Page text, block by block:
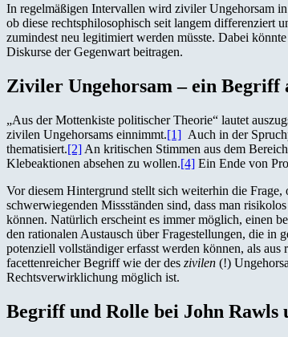
In regelmäßigen Intervallen wird ziviler Ungehorsam
ob diese rechtsphilosophisch seit langem differenziert
zumindest neu legitimiert werden müsste. Dabei
Diskurse der Gegenwart beitragen.
Ziviler Ungehorsam – ein Begriff
„Aus der Mottenkiste politischer Theorie“ lautet
zivilen Ungehorsams einnimmt.[1] Auch in der
thematisiert.[2] An kritischen Stimmen aus dem
Klebeaktionen absehen zu wollen.[4] Ein Ende von
Vor diesem Hintergrund stellt sich weiterhin die
schwerwiegenden Missständen sind, dass man
können. Natürlich erscheint es immer möglich, einen
den rationalen Austausch über Fragestellungen, die in
potenziell vollständiger erfasst werden können, als
facettenreicher Begriff wie der des zivilen (!)
Rechtsverwirklichung möglich ist.
Begriff und Rolle bei John Rawls